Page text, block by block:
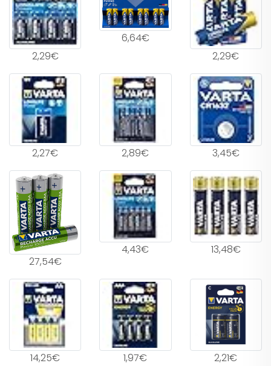
2,29€
6,64€
2,29€
2,27€ 2,89€ 3,45€
27,54€
4,43€ 13,48€
14,25€ 1,97€ 2,21€